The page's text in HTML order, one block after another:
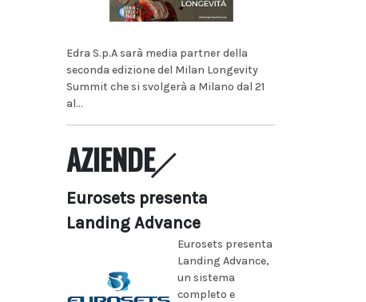
Edra S.p.A sarà media partner della
seconda edizione del Milan Longevity
Summit che si svolgerà a Milano dal 21
al...
AZIENDE
Eurosets presenta
Landing Advance
Eurosets presenta
Landing Advance,
un sistema
completo e